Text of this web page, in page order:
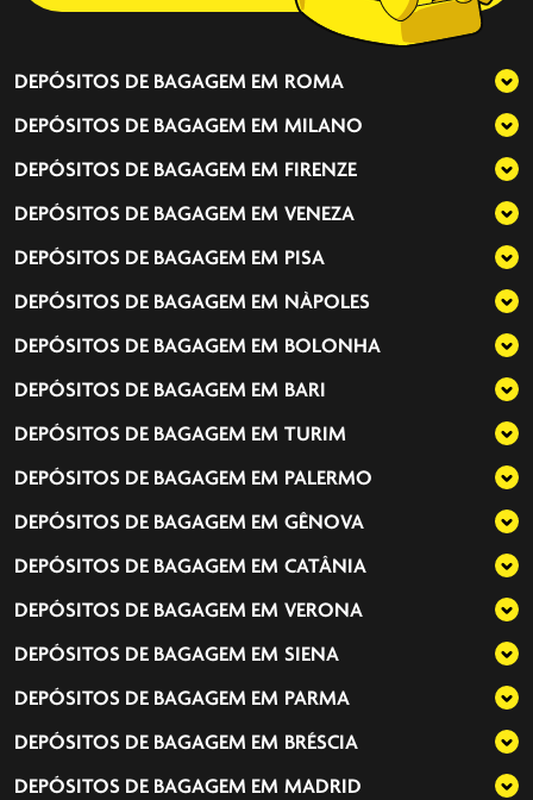
DEPÓSITOS DE BAGAGEM EM ROMA
DEPÓSITOS DE BAGAGEM EM MILANO
DEPÓSITOS DE BAGAGEM EM FIRENZE
DEPÓSITOS DE BAGAGEM EM VENEZA
DEPÓSITOS DE BAGAGEM EM PISA
DEPÓSITOS DE BAGAGEM EM NÀPOLES
DEPÓSITOS DE BAGAGEM EM BOLONHA
DEPÓSITOS DE BAGAGEM EM BARI
DEPÓSITOS DE BAGAGEM EM TURIM
DEPÓSITOS DE BAGAGEM EM PALERMO
DEPÓSITOS DE BAGAGEM EM GÊNOVA
DEPÓSITOS DE BAGAGEM EM CATÂNIA
DEPÓSITOS DE BAGAGEM EM VERONA
DEPÓSITOS DE BAGAGEM EM SIENA
DEPÓSITOS DE BAGAGEM EM PARMA
DEPÓSITOS DE BAGAGEM EM BRÉSCIA
DEPÓSITOS DE BAGAGEM EM MADRID